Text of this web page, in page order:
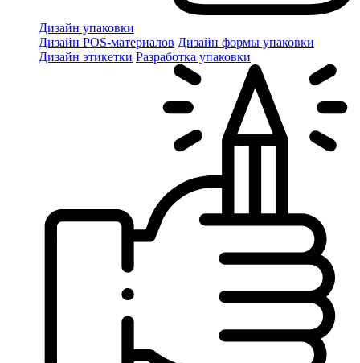
Дизайн упаковки
Дизайн POS-материалов Дизайн формы упаковки
Дизайн этикетки Разработка упаковки